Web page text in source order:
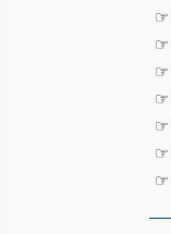
☞
☞
☞
☞
☞
☞
☞